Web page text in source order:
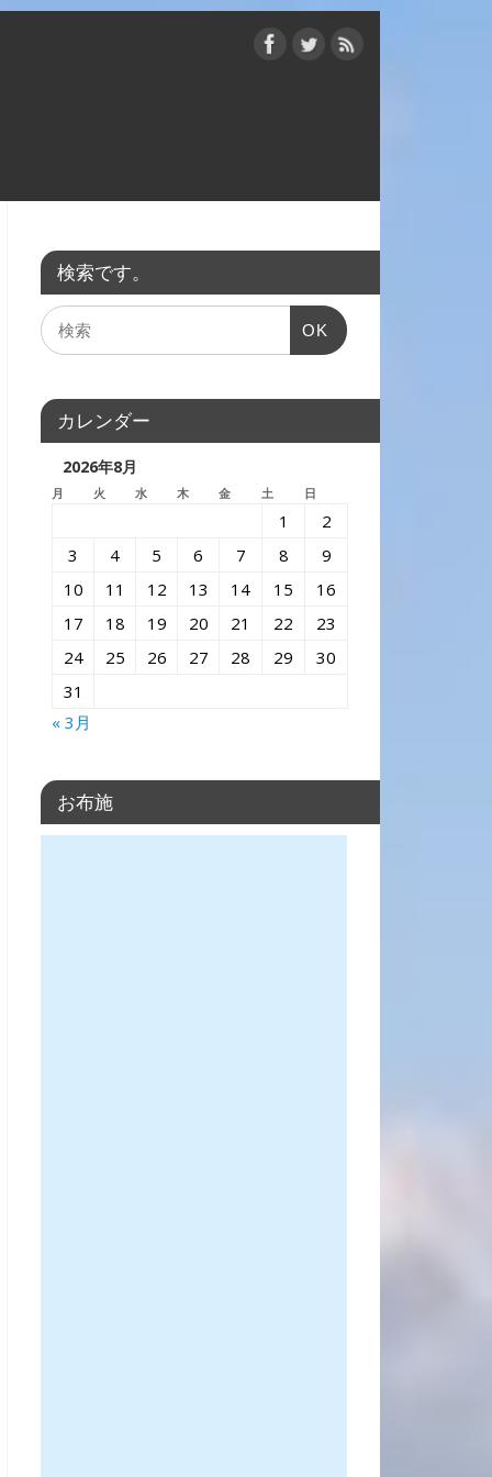
検索です。
OK
カレンダー
2026年8月
月 火 水 木 金 土 日
1
2
3
4 5 6 7 8
9
10
11 12 13 14 15
16
17
18 19 20 21 22
23
24
25 26 27 28 29
30
31
« 3月
お布施